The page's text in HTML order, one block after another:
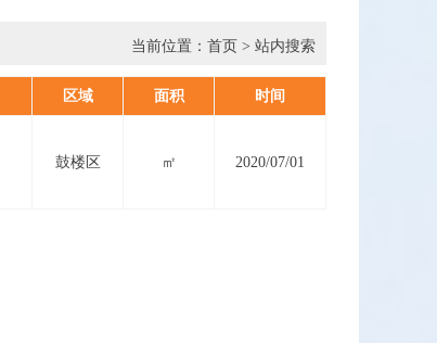
当前位置： 首页 > 站内搜索
区域 面积 时间
鼓楼区 ㎡ 2020/07/01